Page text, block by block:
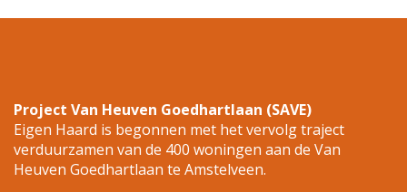
Project Van Heuven Goedhartlaan (SAVE)
Eigen Haard is begonnen met het vervolg traject
verduurzamen van de 400 woningen aan de Van
Heuven Goedhartlaan te Amstelveen.